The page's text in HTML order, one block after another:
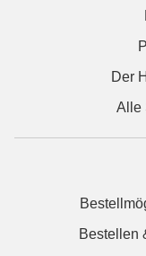
Der
Alle
Bestellen